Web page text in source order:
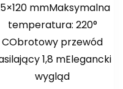
mmMaksymalna
temperatura: 220°
CObrotowy przewód
1,8 mElegancki
wygląd